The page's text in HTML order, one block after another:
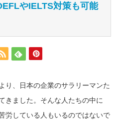
やIELTS対策も可能
り、日本の企業のサラリーマンた
きました。そんな人たちの中に
労している人もいるのではないで